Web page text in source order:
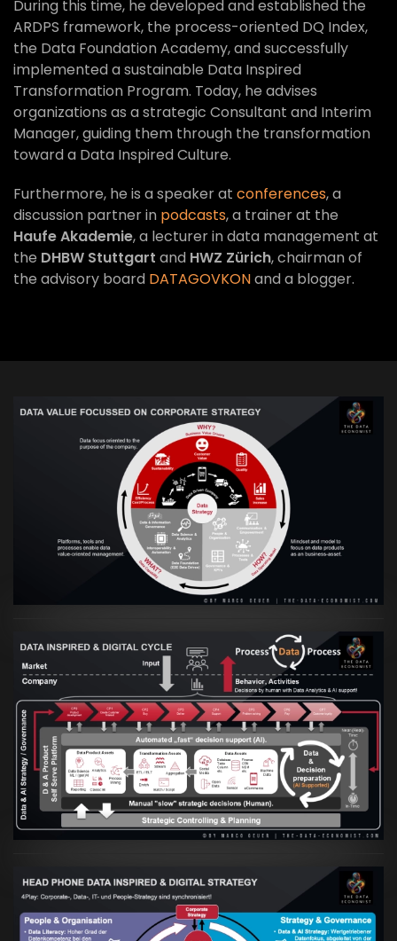
During this time, he developed and established the
ARDPS framework, the process-oriented DQ Index,
the Data Foundation Academy, and successfully
implemented a sustainable Data Inspired
Transformation Program. Today, he advises
organizations as a strategic Consultant and Interim
Manager, guiding them through the transformation
toward a Data Inspired Culture.
Furthermore, he is a speaker at conferences, a
discussion partner in podcasts, a trainer at the
Haufe Akademie, a lecturer in data management at
the DHBW Stuttgart and HWZ Zürich, chairman of
the advisory board DATAGOVKONand a blogger.
VIEW
Artikel:Prozesse und Daten müssen Hand
in Hand gehen
VIEW